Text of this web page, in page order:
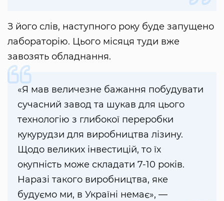
З його слів, наступного року буде запущено
лабораторію. Цього місяця туди вже
завозять обладнання.
«Я мав величезне бажання побудувати
сучасний завод та шукав для цього
технологію з глибокої переробки
кукурудзи для виробництва лізину.
Щодо великих інвестицій, то їх
окупність може складати 7-10 років.
Наразі такого виробництва, яке
будуємо ми, в Україні немає», —